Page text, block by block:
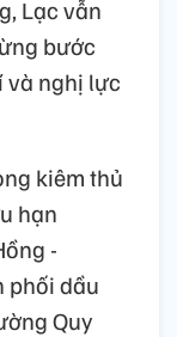
Lạc vẫn
bước
và nghị lực
kiêm thủ
hạn
-
phối dầu
Quy